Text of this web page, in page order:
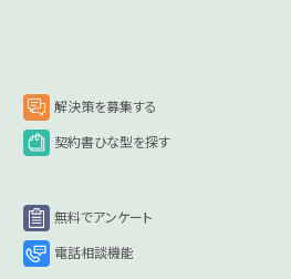
解決策を募集する
契約書ひな型を探す
無料でアンケート
電話相談機能